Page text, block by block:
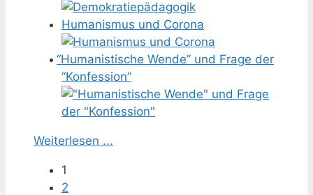
Humanismus und Corona
“Humanistische Wende” und Frage der
“Konfession”
Weiterlesen ...
1
2